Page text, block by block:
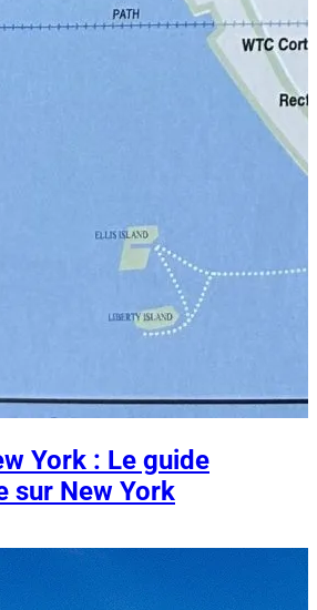
York : Le guide
sur New York